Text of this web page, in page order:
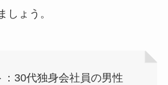
しょう。
30代独身会社員の男性